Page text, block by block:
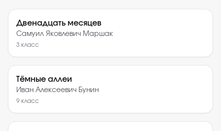
Двенадцать месяцев
Самуил Яковлевич Маршак
3 класс
Тёмные аллеи
Иван Алексеевич Бунин
9 класс